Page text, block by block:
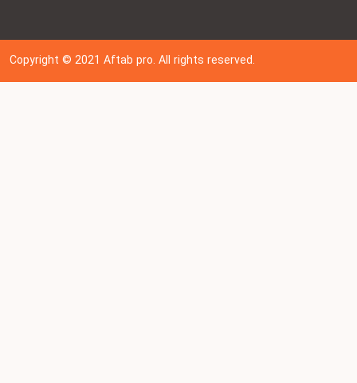
Copyright © 202 1Aftab pro. All rights reserved.